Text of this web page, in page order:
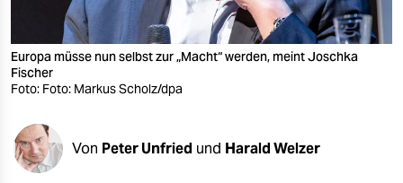
fragen & hilfe
unterstützen
genossenschaft
Europa müsse nun selbst zur „Macht“ werden, meint Joschka
Fischer
Foto: Foto: Markus Scholz/dpa
Von Peter Unfried und Harald Welzer